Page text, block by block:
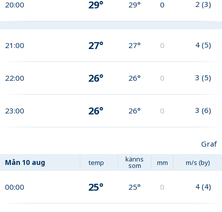
20:00 29° 29° 0 2 (3)
21:00 27° 27° 0 4 (5)
22:00 26° 26° 0 3 (5)
23:00 26° 26° 0 3 (6)
Graf
Mån 10 aug temp känns
som mm m/s (by)
00:00 25° 25° 0 4 (4)